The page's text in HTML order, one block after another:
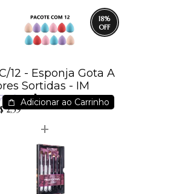
18%
12 - Esponja Gota A
Sortidas - IM
R$ 22,99
2,59
Adicionar ao Carrinho